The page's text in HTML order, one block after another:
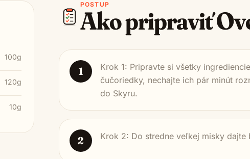
100g
120g
10g
POSTUP
Ako pripraviť
1
Krok 1: Pripravte si všetky
čučoriedky, nechajte ich pár minút
do Skyru.
2 Krok 2: Do stredne veľkej misky dajte